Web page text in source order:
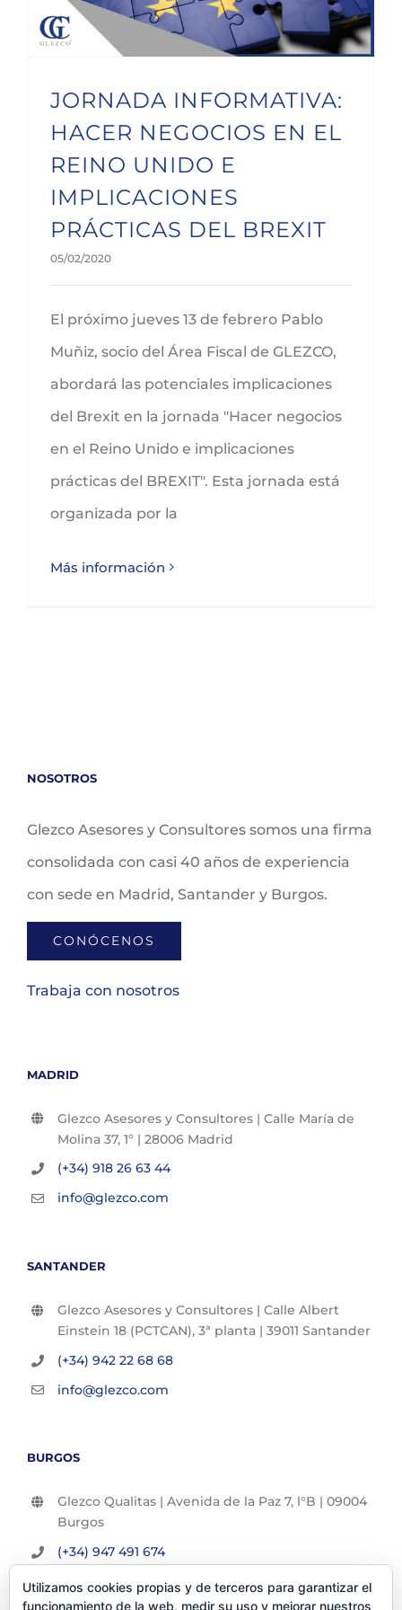
JORNADA INFORMATIVA:
HACER NEGOCIOS EN EL
REINO UNIDO E
IMPLICACIONES
PRÁCTICAS DEL BREXIT
05/02/2020
El próximo jueves 13 de febrero Pablo
Muñiz, socio del Área Fiscal de GLEZCO,
abordará las potenciales implicaciones
del Brexit en la jornada "Hacer negocios
en el Reino Unido e implicaciones
prácticas del BREXIT". Esta jornada está
organizada por la
Más información
NOSOTROS
Glezco Asesores y Consultores somos una firma
consolidada con casi 40 años de experiencia
con sede en Madrid, Santander y Burgos.
CONÓCENOS
Trabaja con nosotros
MADRID
Glezco Asesores y Consultores | Calle María de
Molina 37, 1º | 28006 Madrid
(+34) 918 26 63 44
info@glezco.com
SANTANDER
Glezco Asesores y Consultores | Calle Albert
Einstein 18 (PCTCAN), 3ª planta | 39011 Santander
(+34) 942 22 68 68
info@glezco.com
BURGOS
Glezco Qualitas | Avenida de la Paz 7, l°B | 09004
Burgos
(+34) 947 491 674
info@glezco.com
Utilizamos cookies propias y de terceros para garantizar el
funcionamiento de la web, medir su uso y mejorar nuestros